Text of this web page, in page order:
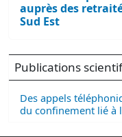
auprès des
Sud Est
Publications
Des appels
du confinement lié à